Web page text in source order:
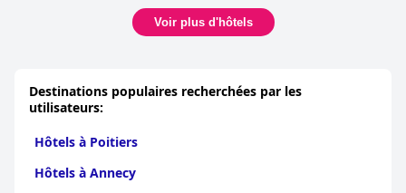
Voir plus d'hôtels
Destinations populaires recherchées par les
utilisateurs:
Hôtels à Poitiers
Hôtels à Annecy